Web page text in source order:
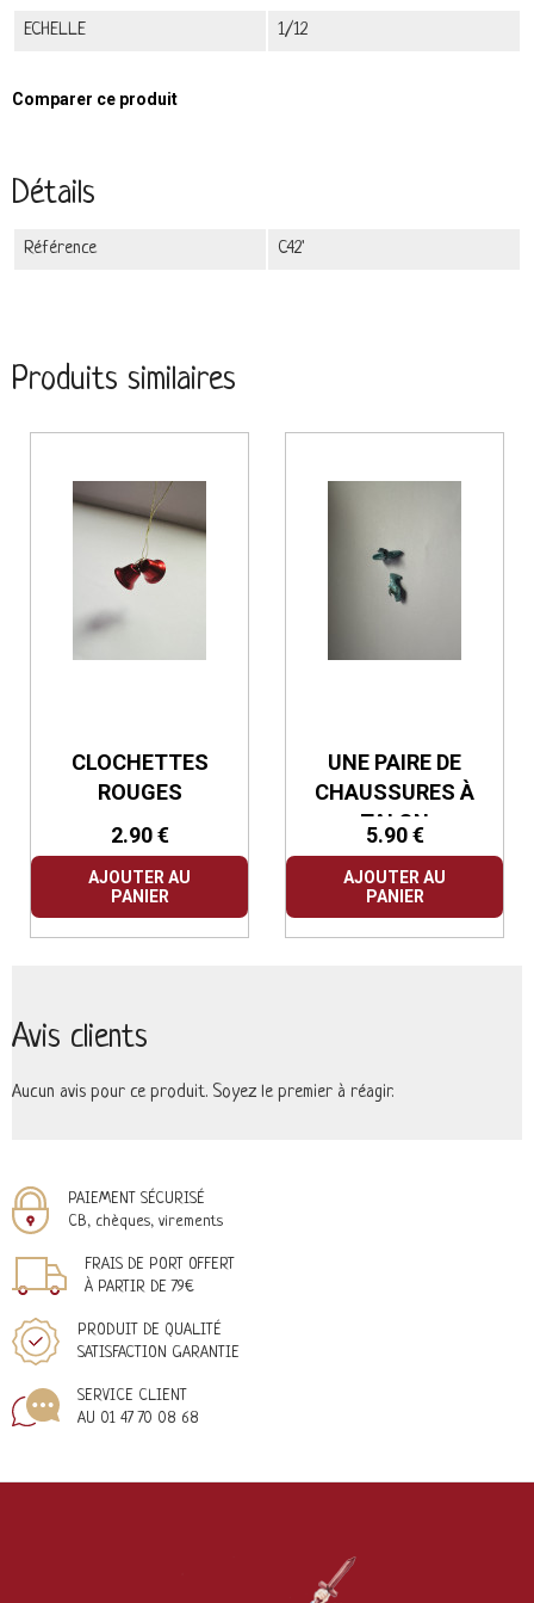
ECHELLE 1/12
Comparer ce produit
Détails
Référence C42'
Produits similaires
CLOCHETTES
ROUGES
2.90 €
AJOUTER AU
PANIER
UNE PAIRE DE
CHAUSSURES À
TALON
5.90 €
AJOUTER AU
PANIER
Avis clients
Aucun avis pour ce produit. Soyez le premier à réagir.
PAIEMENT SÉCURISÉ
CB, chèques, virements
FRAIS DE PORT OFFERT
À PARTIR DE 79€
PRODUIT DE QUALITÉ
SATISFACTION GARANTIE
SERVICE CLIENT
AU 01 47 70 08 68